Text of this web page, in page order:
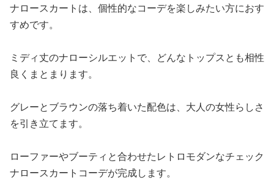
ナロースカートは、個性的なコーデを楽しみたい方におす
すめです。
ミディ丈のナローシルエットで、どんなトップスとも相性
良くまとまります。
グレーとブラウンの落ち着いた配色は、大人の女性らしさ
を引き立てます。
ローファーやブーティと合わせたレトロモダンなチェック
ナロースカートコーデが完成します。